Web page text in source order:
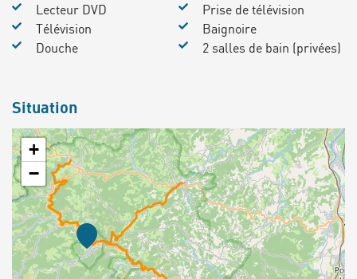
Lecteur DVD
Prise de télévision
Télévision
Baignoire
Douche
2 salles de bain (privées)
Situation
+
−